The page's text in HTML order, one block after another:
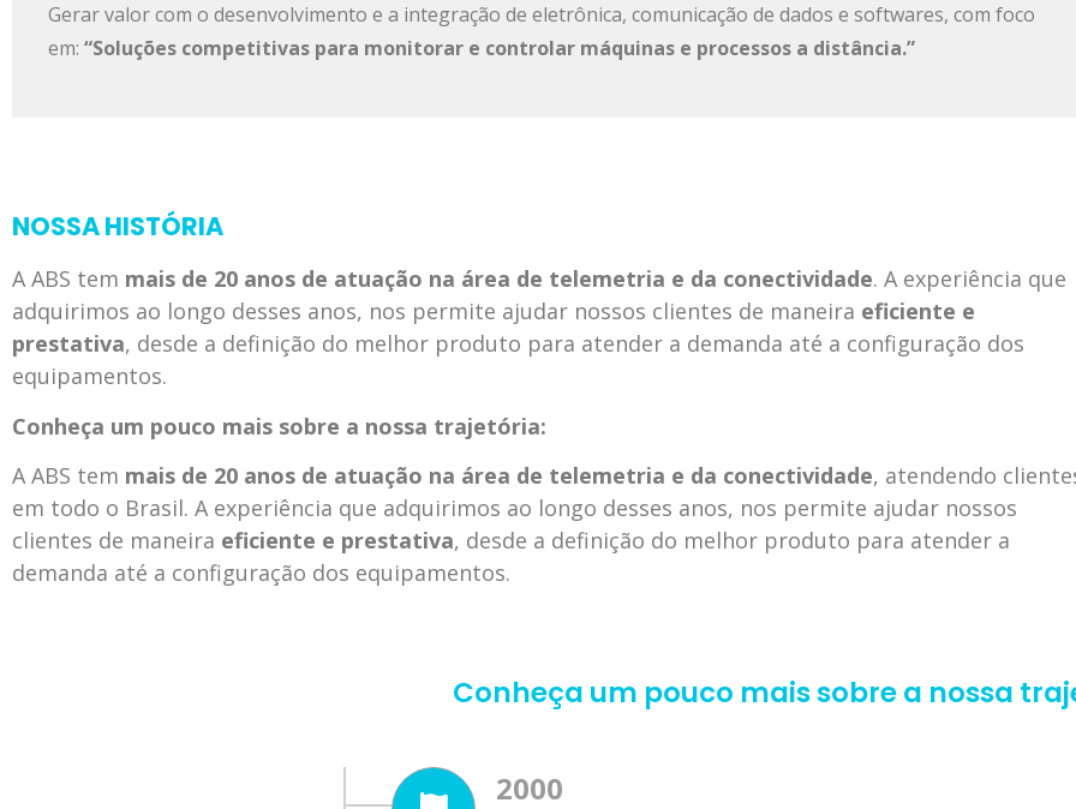
Gerar valor com o desenvolvimento e a integração de eletrônica, comunicação de dados e softwares, com foco
em: “Soluções competitivas para monitorar e controlar máquinas e processos a distância.”
NOSSA HISTÓRIA
A ABS tem mais de 20 anos de atuação na área de telemetria e da conectividade. A experiência que
adquirimos ao longo desses anos, nos permite ajudar nossos clientes de maneira eficiente e
prestativa, desde a definição do melhor produto para atender a demanda até a configuração dos
equipamentos.
Conheça um pouco mais sobre a nossa trajetória:
A ABS tem mais de 20 anos de atuação na área de telemetria e da conectividade, atendendo
em todo o Brasil. A experiência que adquirimos ao longo desses anos, nos permite ajudar nossos
clientes de maneira eficiente e prestativa, desde a definição do melhor produto para atender a
demanda até a configuração dos equipamentos.
Conheça um pouco mais sobre a nossa
2000